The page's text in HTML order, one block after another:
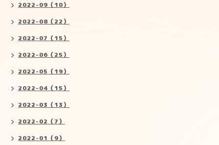
2022-09（10）
2022-08（22）
2022-07（15）
2022-06（25）
2022-05（19）
2022-04（15）
2022-03（13）
2022-02（7）
2022-01（9）